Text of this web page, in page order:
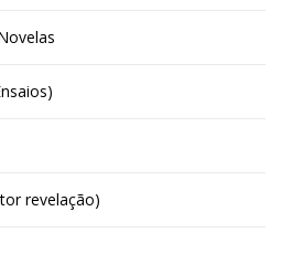
revelação)